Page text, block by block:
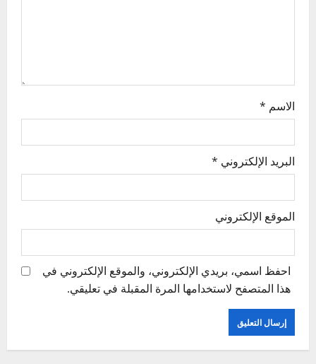
الاسم *
البريد الإلكتروني *
الموقع الإلكتروني
احفظ اسمي، بريدي الإلكتروني، والموقع الإلكتروني في
هذا المتصفح لاستخدامها المرة المقبلة في تعليقي.